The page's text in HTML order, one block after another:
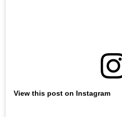
View this post on Instagram